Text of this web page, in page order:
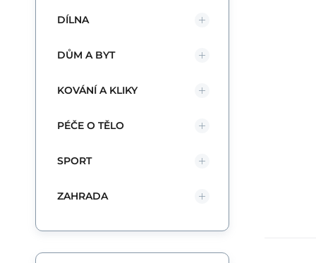
DÍLNA
DŮM A BYT
KOVÁNÍ A KLIKY
PÉČE O TĚLO
SPORT
ZAHRADA